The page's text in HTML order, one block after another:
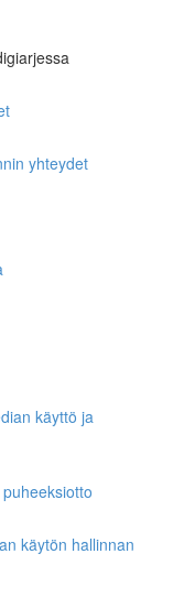
yhteydet
käyttö ja
käytön hallinnan